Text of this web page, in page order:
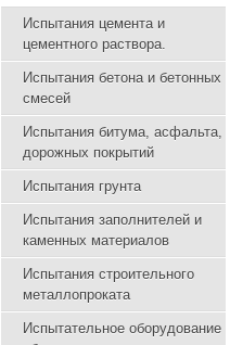
Испытания цемента и
цементного раствора.
Испытания бетона и бетонных
смесей
Испытания битума, асфальта,
дорожных покрытий
Испытания грунта
Испытания заполнителей и
каменных материалов
Испытания строительного
металлопроката
Испытательное оборудование